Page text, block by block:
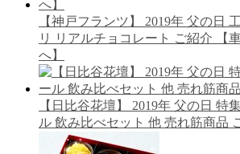
【神戸フランツ】 2019年 父の日
リ リアルチョコレート ご紹介 【
へ】
【日比谷花壇】 2019年 父の日 特
ル 飲み比べセット 他 売れ筋商品